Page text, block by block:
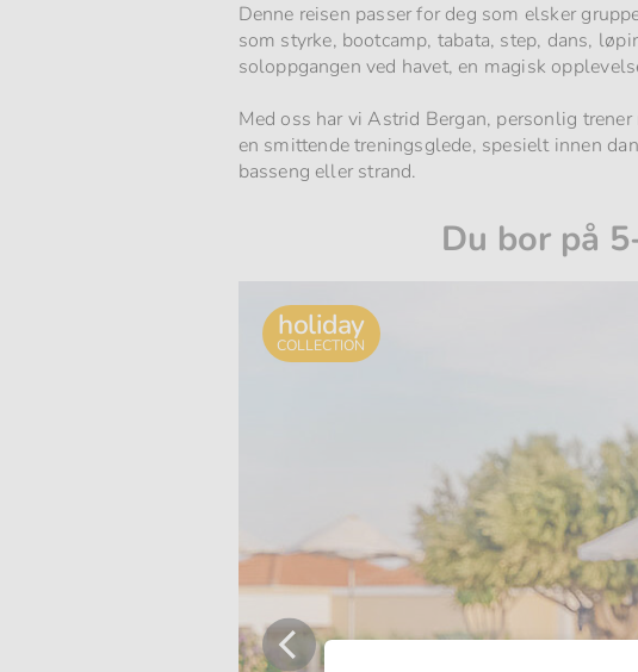
Denne reisen passer for deg som elsker
som styrke, bootcamp, tabata, step, dans,
soloppgangen ved havet, en magisk
Med oss har vi Astrid Bergan, personlig
en smittende treningsglede, spesielt innen
basseng eller strand.
Du bor på
holiday
COLLECTION
Forrige